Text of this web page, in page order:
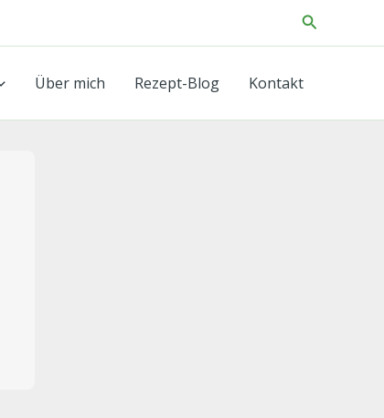
Suchen
Über mich Rezept-Blog Kontakt